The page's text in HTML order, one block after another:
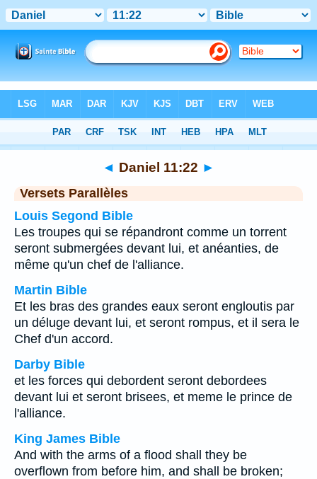
Chapitre 11> Verset 22
◄ Daniel 11:22 ►
Versets Parallèles
Louis Segond Bible
Les troupes qui se répandront comme un torrent
seront submergées devant lui, et anéanties, de
même qu'un chef de l'alliance.
Martin Bible
Et les bras des grandes eaux seront engloutis par
un déluge devant lui, et seront rompus, et il sera le
Chef d'un accord.
Darby Bible
et les forces qui debordent seront debordees
devant lui et seront brisees, et meme le prince de
l'alliance.
King James Bible
And with the arms of a flood shall they be
overflown from before him, and shall be broken;